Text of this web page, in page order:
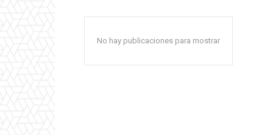
No hay publicaciones para mostrar